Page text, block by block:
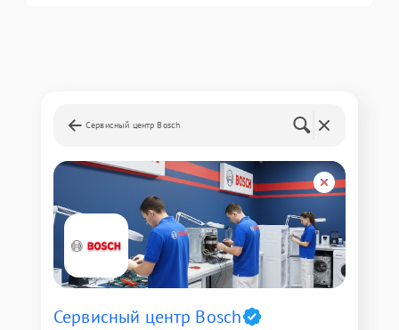
Сервисный центр Bosch
Сервисный центр Bosch